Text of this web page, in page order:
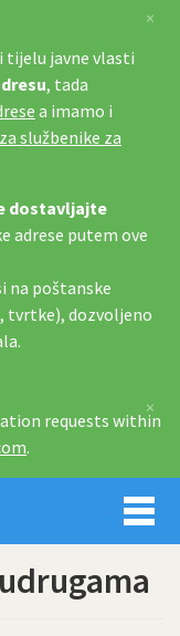
tijelu javne vlasti
, tada
a imamo i
službenike za
dostavljajte
adrese putem ove
na poštanske
tvrtke), dozvoljeno
×
requests within
.
×
Imamo